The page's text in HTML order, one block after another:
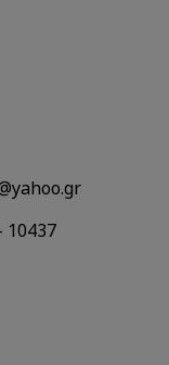
10437